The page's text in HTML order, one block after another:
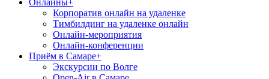
Онлайны+
Корпоратив онлайн на удаленке
Тимбилдинг на удаленке онлайн
Онлайн-мероприятия
Онлайн-конференции
Приём в Самаре+
Экскурсии по Волге